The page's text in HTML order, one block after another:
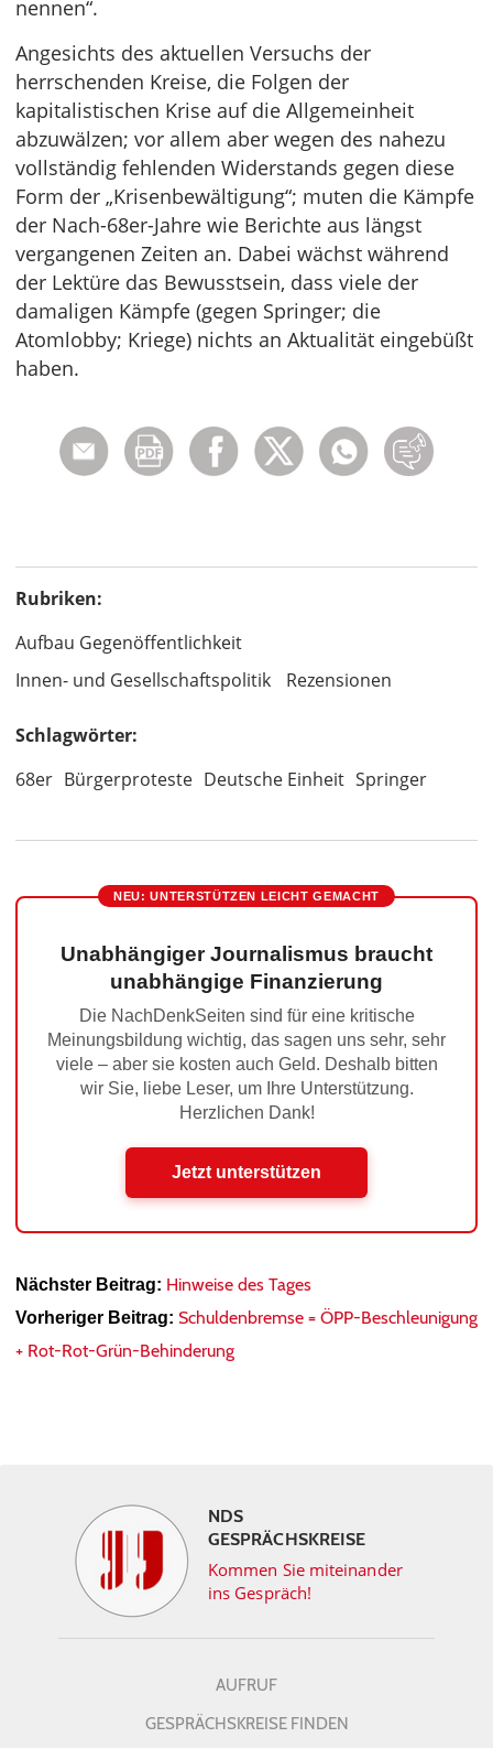
nennen“.
Angesichts des aktuellen Versuchs der
herrschenden Kreise, die Folgen der
kapitalistischen Krise auf die Allgemeinheit
abzuwälzen; vor allem aber wegen des nahezu
vollständig fehlenden Widerstands gegen diese
Form der „Krisenbewältigung“; muten die Kämpfe
der Nach-68er-Jahre wie Berichte aus längst
vergangenen Zeiten an. Dabei wächst während
der Lektüre das Bewusstsein, dass viele der
damaligen Kämpfe (gegen Springer; die
Atomlobby; Kriege) nichts an Aktualität eingebüßt
haben.
Rubriken:
Aufbau Gegenöffentlichkeit
Innen- und Gesellschaftspolitik
Rezensionen
Schlagwörter:
68er Bürgerproteste Deutsche Einheit Springer
NEU: UNTERSTÜTZEN LEICHT GEMACHT
Unabhängiger Journalismus braucht
unabhängige Finanzierung
Die NachDenkSeiten sind für eine kritische
Meinungsbildung wichtig, das sagen uns sehr, sehr
viele – aber sie kosten auch Geld. Deshalb bitten
wir Sie, liebe Leser, um Ihre Unterstützung.
Herzlichen Dank!
Jetzt unterstützen
Nächster Beitrag: Hinweise des Tages
Vorheriger Beitrag: Schuldenbremse = ÖPP-Beschleunigung
+ Rot-Rot-Grün-Behinderung
NDS
GESPRÄCHSKREISE
Kommen Sie miteinander
ins Gespräch!
AUFRUF
GESPRÄCHSKREISE FINDEN